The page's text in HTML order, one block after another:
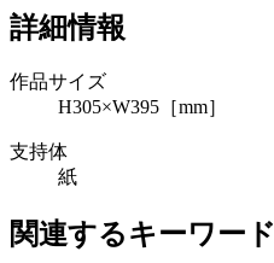
詳細情報
作品サイズ
H305×W395［mm］
支持体
紙
関連するキーワード